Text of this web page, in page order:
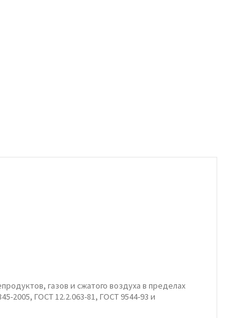
газов и сжатого воздуха в пределах
2005, ГОСТ 12.2.063-81, ГОСТ 9544-93 и